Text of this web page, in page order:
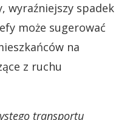
wyraźniejszy spadek
może sugerować
na
z ruchu
transportu